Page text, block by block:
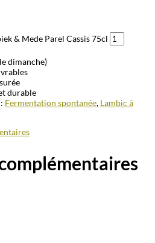
& Mede Parel Cassis 75cl
dimanche)
durable
Fermentation spontanée, Lambic à